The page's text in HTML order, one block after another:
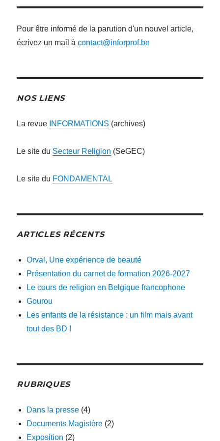
Pour être informé de la parution d'un nouvel article,
écrivez un mail àcontact@inforprof.be
NOS LIENS
La revue INFORMATIONS (archives)
Le site du Secteur Religion (SeGEC)
Le site du FONDAMENTAL
ARTICLES RÉCENTS
Orval, Une expérience de beauté
Présentation du carnet de formation 2026-2027
Le cours de religion en Belgique francophone
Gourou
Les enfants de la résistance : un film mais avant
tout des BD !
RUBRIQUES
Dans la presse (4)
Documents Magistère (2)
Exposition (2)